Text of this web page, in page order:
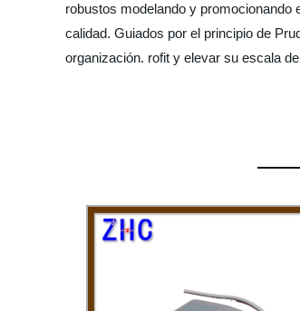
robustos modelando y promocionando
calidad. Guiados por el principio de
organización. rofit y elevar su escala